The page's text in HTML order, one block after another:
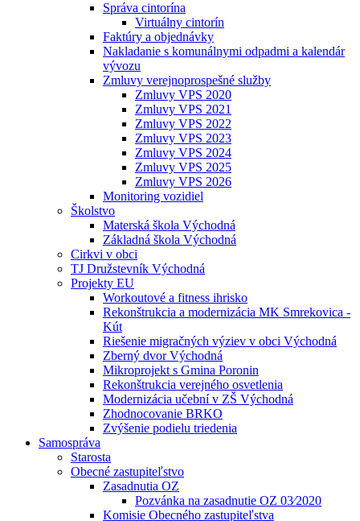
Správa cintorína
Virtuálny cintorín
Faktúry a objednávky
Nakladanie s komunálnymi odpadmi a kalendár
vývozu
Zmluvy verejnoprospešné služby
Zmluvy VPS 2020
Zmluvy VPS 2021
Zmluvy VPS 2022
Zmluvy VPS 2023
Zmluvy VPS 2024
Zmluvy VPS 2025
Zmluvy VPS 2026
Monitoring vozidiel
Školstvo
Materská škola Východná
Základná škola Východná
Cirkvi v obci
TJ Družstevník Východná
Projekty EU
Workoutové a fitness ihrisko
Rekonštrukcia a modernizácia MK Smrekovica -
Kút
Riešenie migračných výziev v obci Východná
Zberný dvor Východná
Mikroprojekt s Gmina Poronin
Rekonštrukcia verejného osvetlenia
Modernizácia učební v ZŠ Východná
Zhodnocovanie BRKO
Zvýšenie podielu triedenia
Samospráva
Starosta
Obecné zastupiteľstvo
Zasadnutia OZ
Pozvánka na zasadnutie OZ 03⁄2020
Komisie Obecného zastupiteľstva